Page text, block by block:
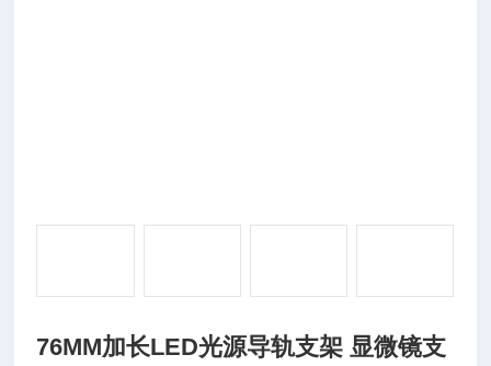
76MM加长LED光源导轨支架 显微镜支